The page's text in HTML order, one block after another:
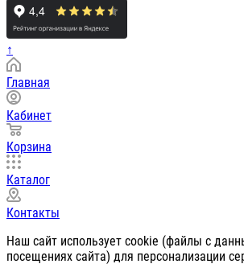
↑
Главная
Кабинет
Корзина
Каталог
Контакты
Наш сайт использует cookie (файлы с
посещениях сайта) для персонализации